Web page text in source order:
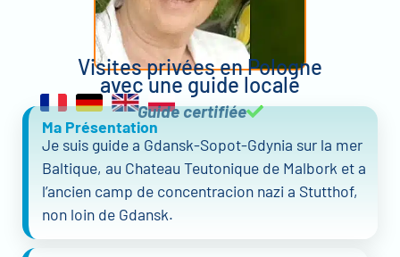
Visites privées en Pologne
avec une guide locale
Guide certifiée
Ma Présentation
Je suis guide a Gdansk-Sopot-Gdynia sur la mer
Baltique, au Chateau Teutonique de Malbork et a
l’ancien camp de concentracion nazi a Stutthof,
non loin de Gdansk.